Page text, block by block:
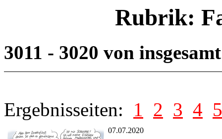
Rubrik:
3011 - 3020 von
Ergebnisseiten: 1 2 3 4 5
07.07.2020